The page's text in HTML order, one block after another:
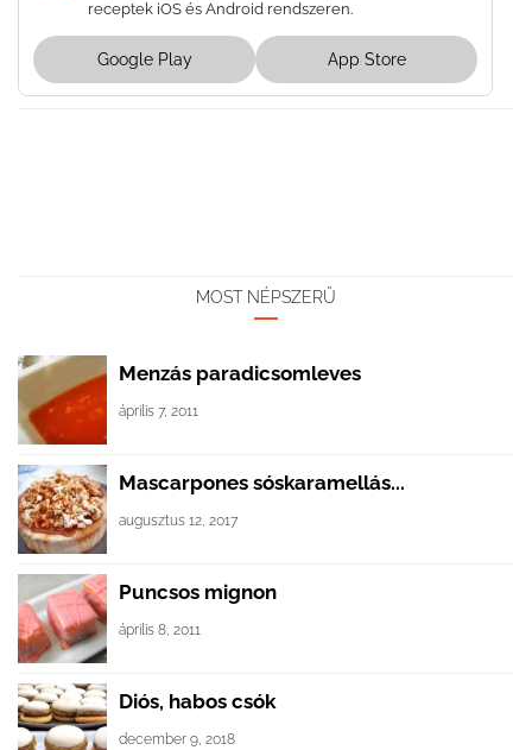
receptek iOS és Android rendszeren.
Google Play App Store
MOST NÉPSZERŰ
Menzás paradicsomleves
április 7, 2011
Mascarpones sóskaramellás...
augusztus 12, 2017
Puncsos mignon
április 8, 2011
Diós, habos csók
december 9, 2018